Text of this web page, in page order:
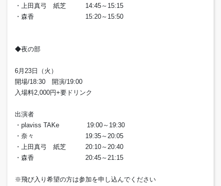
・上田真弓 紙芝 14:45～15:15
・森香 15:20～15:50
◆夜の部
6月23日（火）
開場/18:30 開演/19:00
入場料2,000円+要ドリンク
出演者
・plaviss TAKe 19:00～19:30
・奈々 19:35～20:05
・上田真弓 紙芝 20:10～20:40
・森香 20:45～21:15
※飛び入り希望の方は参加を申し込んでください